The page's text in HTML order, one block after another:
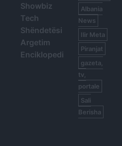
Showbiz
Tech
Shëndetësi
Argetim
Enciklopedi
Albania
News
Ilir Meta
Piranjat
gazeta,
tv,
portale
Sali
Berisha